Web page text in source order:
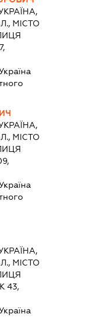
МІСТО
МІСТО
МІСТО
43,